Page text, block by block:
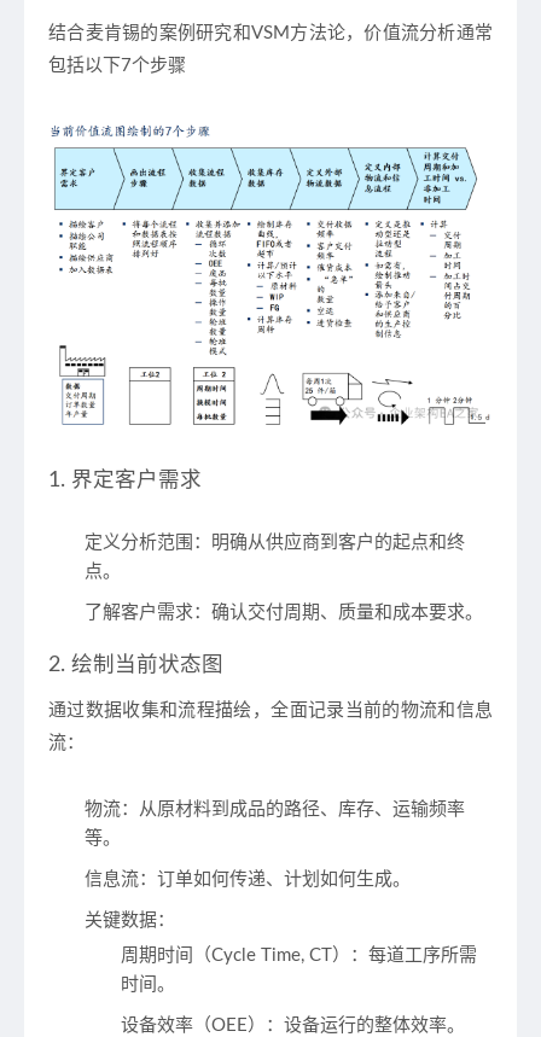
结合麦肯锡的案例研究和VSM方法论，价值流分析通常
包括以下 7个步骤
1. 界定客户需求
定义分析范围 ：明确从供应商到客户的起点和终
点。
了解客户需求：确认交付周期、质量和成本要求。
2. 绘制当前状态图
通过数据收集和流程描绘，全面记录当前的物流和信息
流：
物流：从原材料到成品的路径、库存、运输频率
等。
信息流：订单如何传递、计划如何生成。
关键数据：
周期时间（Cycle Time, CT）
：每道工序所需
时间。
设备效率（OEE） ：设备运行的整体效率。